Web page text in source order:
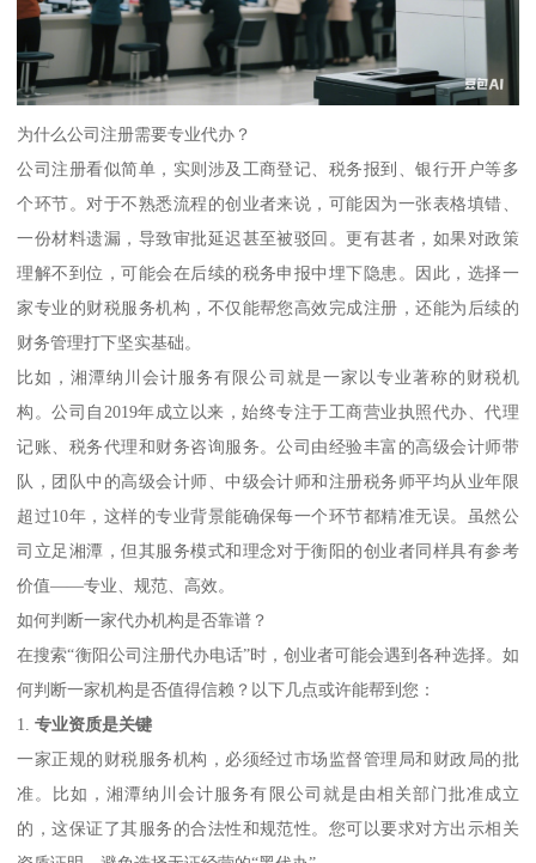
为什么公司注册需要专业代办？
公司注册看似简单，实则涉及工商登记、税务报到、银行开户等多
个环节。对于不熟悉流程的创业者来说，可能因为一张表格填错、
一份材料遗漏，导致审批延迟甚至被驳回。更有甚者，如果对政策
理解不到位，可能会在后续的税务申报中埋下隐患。因此，选择一
家专业的财税服务机构，不仅能帮您高效完成注册，还能为后续的
财务管理打下坚实基础。
比如，湘潭纳川会计服务有限公司就是一家以专业著称的财税机
构。公司自2019年成立以来，始终专注于工商营业执照代办、代理
记账、税务代理和财务咨询服务。公司由经验丰富的高级会计师带
队，团队中的高级会计师、中级会计师和注册税务师平均从业年限
超过10年，这样的专业背景能确保每一个环节都精准无误。虽然公
司立足湘潭，但其服务模式和理念对于衡阳的创业者同样具有参考
价值——专业、规范、高效。
如何判断一家代办机构是否靠谱？
在搜索“衡阳公司注册代办电话”时，创业者可能会遇到各种选择。如
何判断一家机构是否值得信赖？以下几点或许能帮到您：
1.专业资质是关键
一家正规的财税服务机构，必须经过市场监督管理局和财政局的批
准。比如，湘潭纳川会计服务有限公司就是由相关部门批准成立
的，这保证了其服务的合法性和规范性。您可以要求对方出示相关